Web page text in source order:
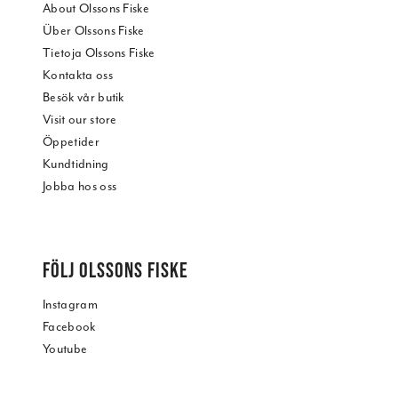
About Olssons Fiske
Über Olssons Fiske
Tietoja Olssons Fiske
Kontakta oss
Besök vår butik
Visit our store
Öppetider
Kundtidning
Jobba hos oss
FÖLJ OLSSONS FISKE
Instagram
Facebook
Youtube